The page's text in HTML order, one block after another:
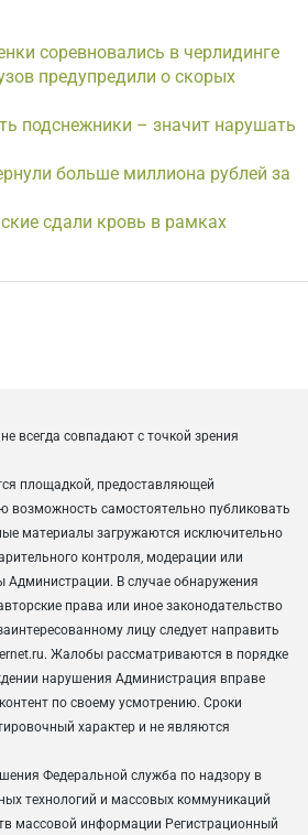
соревновались в черлидинге
предупредили о скорых
подснежники – значит нарушать
больше миллиона рублей за
сдали кровь в рамках
всегда совпадают с точкой зрения
площадкой, предоставляющей
возможность самостоятельно публиковать
материалы загружаются исключительно
контроля, модерации или
Администрации. В случае обнаружения
права или иное законодательство
лицу следует направить
Жалобы рассматриваются в порядке
нарушения Администрация вправе
по своему усмотрению. Сроки
характер и не являются
Федеральной служба по надзору в
технологий и массовых коммуникаций
массовой информации Регистрационный